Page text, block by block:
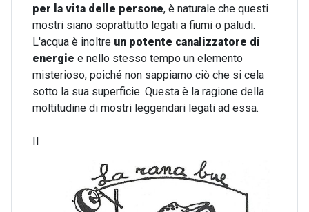
per la vita delle persone, è naturale che questi
mostri siano soprattutto legati a fiumi o paludi.
L'acqua è inoltre un potente canalizzatore di
energie e nello stesso tempo un elemento
misterioso, poiché non sappiamo ciò che si cela
sotto la sua superficie. Questa è la ragione della
moltitudine di mostri leggendari legati ad essa.